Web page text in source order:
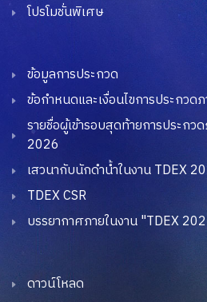
โปรโมชั่นพิเศษ
ข้อมูลการประกวด
ข้อกำหนดและเงื่อนไขการประกวด
รายชื่อผู้เข้ารอบสุดท้ายการประกว
2026
เสวนากับนักดำน้ำในงาน TDEX
TDEX CSR
บรรยากาศภายในงาน "TDEX
ดาวน์โหลด